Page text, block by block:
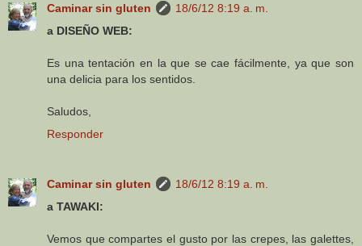
Caminar sin gluten
18/6/12 8:19 a. m.
a DISEÑO WEB:
Es una tentación en la que se cae fácilmente, ya que son
una delicia para los sentidos.
Saludos,
Responder
Caminar sin gluten
18/6/12 8:19 a. m.
a TAWAKI:
Vemos que compartes el gusto por las crepes, las galettes,